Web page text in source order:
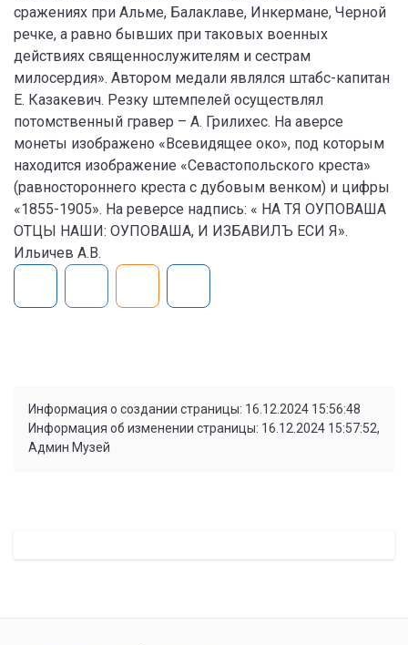
сражениях при Альме, Балаклаве, Инкермане, Черной
речке, а равно бывших при таковых военных
действиях священнослужителям и сестрам
милосердия». Автором медали являлся штабс-капитан
Е. Казакевич. Резку штемпелей осуществлял
потомственный гравер – А. Грилихес. На аверсе
монеты изображено «Всевидящее око», под которым
находится изображение «Севастопольского креста»
(равностороннего креста с дубовым венком) и цифры
«1855-1905». На реверсе надпись: « НА ТЯ ОУПОВАША
ОТЦЫ НАШИ: ОУПОВАША, И ИЗБАВИЛЪ ЕСИ Я».
Ильичев А.В.
Информация о создании страницы: 16.12.2024 15:56:48
Информация об изменении страницы: 16.12.2024 15:57:52,
Админ Музей